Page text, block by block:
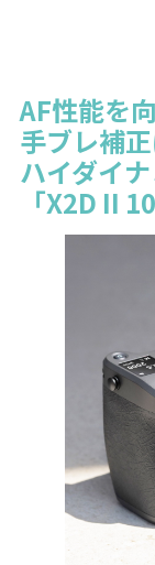
AF性能を
手ブレ補
ハイダイ
「X2D II